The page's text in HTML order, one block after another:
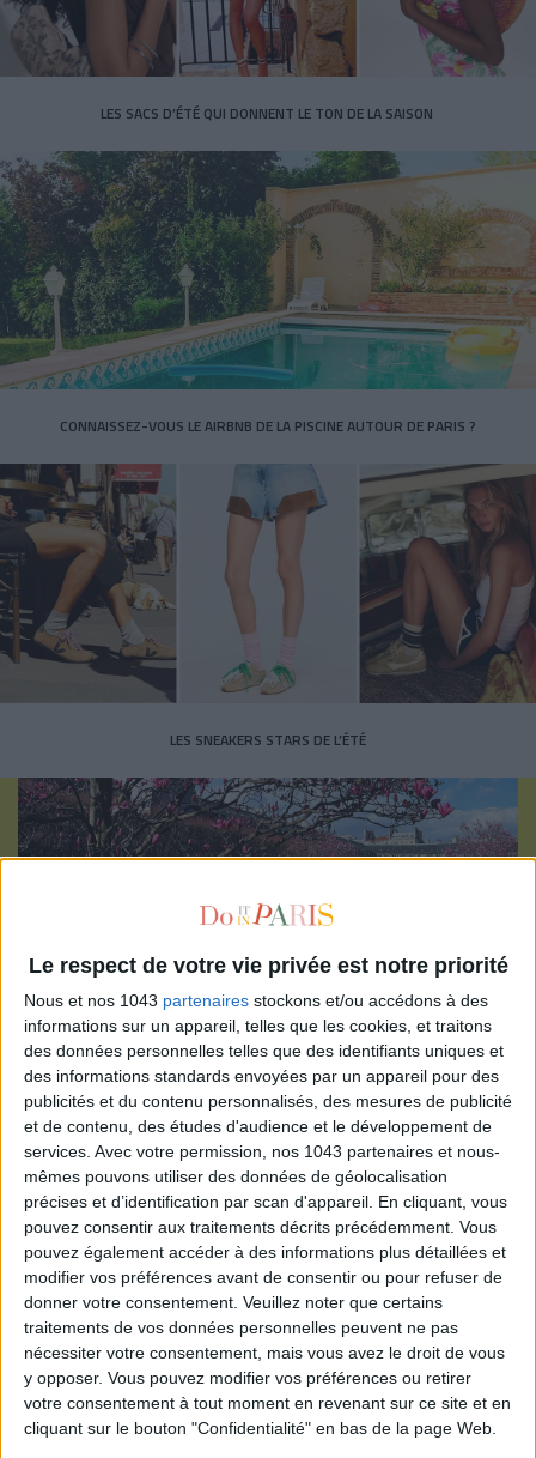
Le respect de votre vie privée est notre priorité
Nous et nos 1043 partenaires stockons et/ou accédons à des
informations sur un appareil, telles que les cookies, et traitons
des données personnelles telles que des identifiants uniques et
des informations standards envoyées par un appareil pour des
publicités et du contenu personnalisés, des mesures de publicité
et de contenu, des études d'audience et le développement de
services. Avec votre permission, nos 1043 partenaires et nous-
mêmes pouvons utiliser des données de géolocalisation
précises et d’identification par scan d'appareil. En cliquant, vous
pouvez consentir aux traitements décrits précédemment. Vous
pouvez également accéder à des informations plus détaillées et
modifier vos préférences avant de consentir ou pour refuser de
donner votre consentement. Veuillez noter que certains
traitements de vos données personnelles peuvent ne pas
nécessiter votre consentement, mais vous avez le droit de vous
y opposer. Vous pouvez modifier vos préférences ou retirer
votre consentement à tout moment en revenant sur ce site et en
cliquant sur le bouton "Confidentialité" en bas de la page Web.
LES SACS D’ÉTÉ QUI DONNENT LE TON DE LA SAISON
CONNAISSEZ-VOUS LE AIRBNB DE LA PISCINE AUTOUR DE PARIS ?
LES SNEAKERS STARS DE L’ÉTÉ
Inscrivez-vous à notre newsletter
S'INSCRIRE
ADOPT PARFUMS RÉVOLUTIONNE LA PARFUMERIE MADE IN FRANCE À PETIT PRIX